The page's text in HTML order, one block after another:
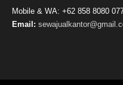
Mobile & WA: +62 858 8080
Email: